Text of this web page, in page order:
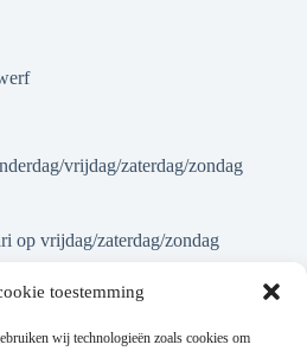
toestemming
wij technologieën zoals cookies om
vrijdag/zaterdag/zondag
op vrijdag/zaterdag/zondag